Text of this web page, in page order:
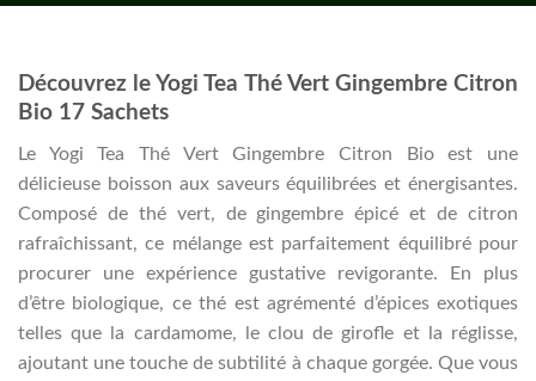
Découvrez le Yogi Tea Thé Vert Gingembre Citron
Bio 17 Sachets
Le Yogi Tea Thé Vert Gingembre Citron Bio est une
délicieuse boisson aux saveurs équilibrées et énergisantes.
Composé de thé vert, de gingembre épicé et de citron
rafraîchissant, ce mélange est parfaitement équilibré pour
procurer une expérience gustative revigorante. En plus
d’être biologique, ce thé est agrémenté d’épices exotiques
telles que la cardamome, le clou de girofle et la réglisse,
ajoutant une touche de subtilité à chaque gorgée. Que vous